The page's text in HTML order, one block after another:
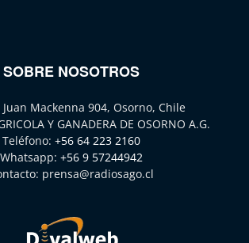
SOBRE NOSOTROS
Mackenna 904, Osorno, Chile
Y GANADERA DE OSORNO A.G.
Teléfono: +56 64 223 2160
Whatsapp: +56 9 57244942
prensa@radiosago.cl